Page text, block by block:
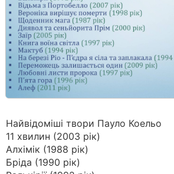
Найвідоміші твори Пауло Коельо
11 хвилин (2003 рік)
Алхімік (1988 рік)
Бріда (1990 рік)